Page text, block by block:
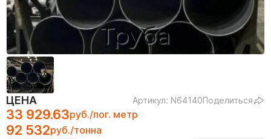
ЦЕНА Артикул: N64140Поделиться
33 929.63руб./пог. метр
92 532руб./тонна